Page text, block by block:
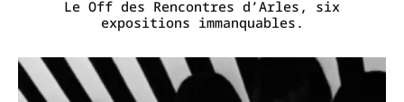
Le Off des Rencontres d’Arles, six
expositions immanquables.